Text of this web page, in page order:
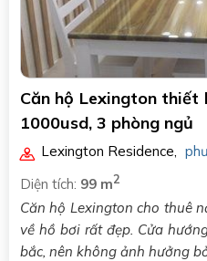
Căn hộ Lexington
1000usd, 3 phòng ngủ
Lexington Residence,
Diện tích: 99 m2
Căn hộ Lexington cho thuê
về hồ bơi rất đẹp. Cửa
bắc, nên không ảnh hưởng